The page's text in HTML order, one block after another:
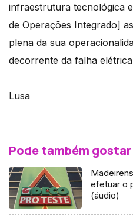
infraestrutura tecnológica
de Operações Integrado]
plena da sua
decorrente da falha
Lusa
Pode também gostar
efetuar o
(áudio)